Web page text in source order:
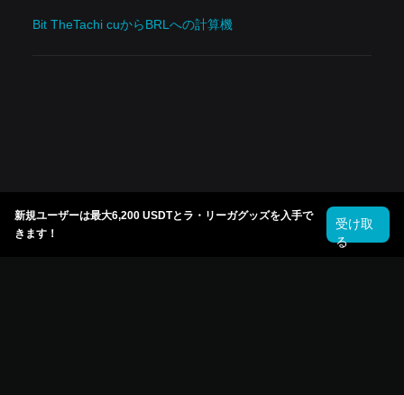
Bit TheTachi cuからBRLへの計算機
新規ユーザーは最大6,200 USDTとラ・リーガグッズを入手で
きます！
受け取
る